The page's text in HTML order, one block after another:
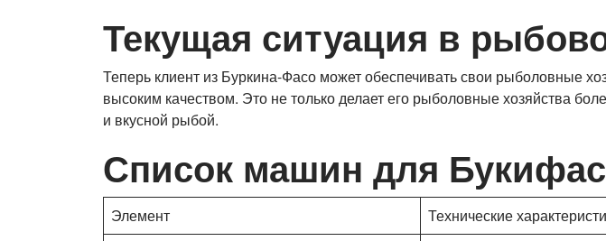
Текущая ситуация в
Теперь клиент из Буркина-Фасо может обеспечивать свои рыболовные
высоким качеством. Это не только делает его рыболовные хозяйства
и вкусной рыбой.
Список машин для
Элемент Технические